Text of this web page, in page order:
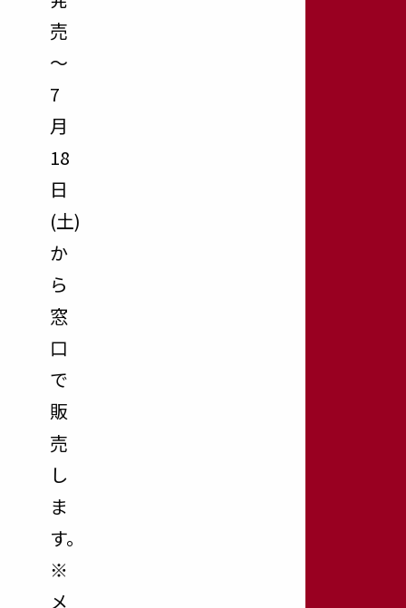
売
～
7
月
18
日
(土)
か
ら
窓
口
で
販
売
し
ま
す。
※
メ